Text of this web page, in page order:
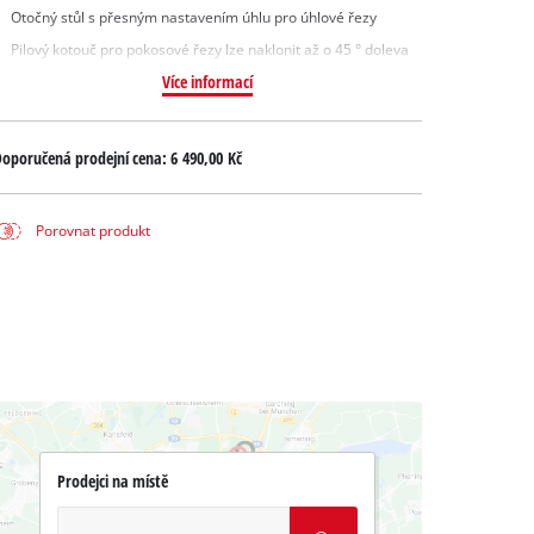
Otočný stůl s přesným nastavením úhlu pro úhlové řezy
Pilový kotouč pro pokosové řezy lze naklonit až o 45 ° doleva
Více informací
prodejní cena: 6 490,00 Kč
Porovnat produkt
Prodejci na místě